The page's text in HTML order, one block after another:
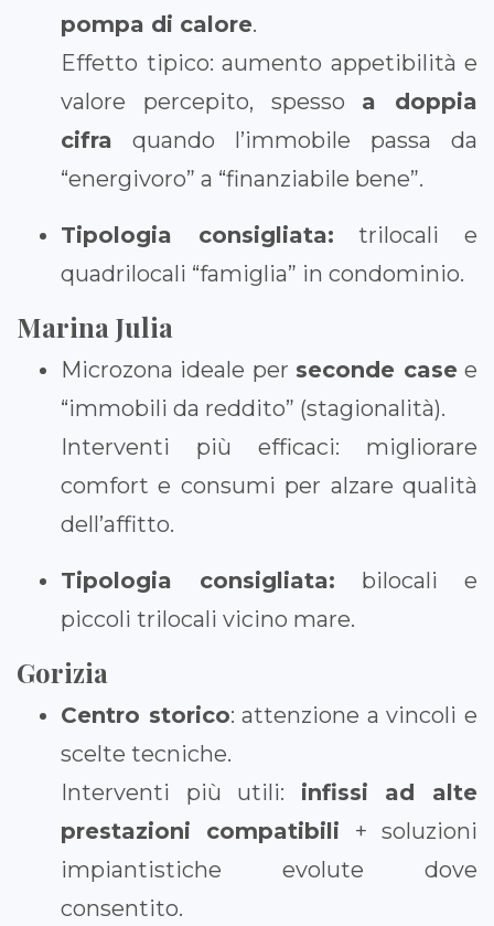
pompa di calore.
Effetto tipico: aumento appetibilità e
valore percepito, spesso a doppia
cifra quando l’immobile passa da
“energivoro” a “finanziabile bene”.
Tipologia consigliata: trilocali e
quadrilocali “famiglia” in condominio.
Marina Julia
Microzona ideale per seconde case e
“immobili da reddito” (stagionalità).
Interventi più efficaci: migliorare
comfort e consumi per alzare qualità
dell’affitto.
Tipologia consigliata: bilocali e
piccoli trilocali vicino mare.
Gorizia
Centro storico: attenzione a vincoli e
scelte tecniche.
Interventi più utili: infissi ad alte
prestazioni compatibili + soluzioni
impiantistiche evolute dove
consentito.